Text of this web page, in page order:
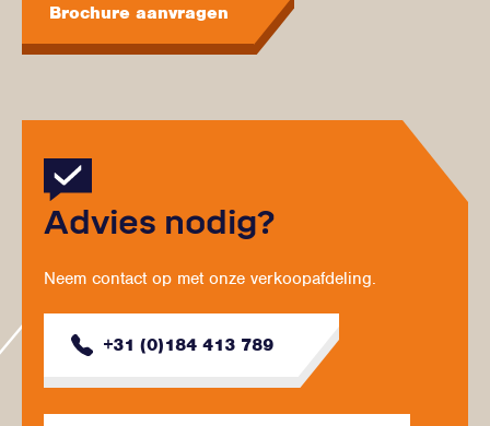
Brochure aanvragen
Advies nodig?
Neem contact op met onze verkoopafdeling.
+31 (0)184 413 789